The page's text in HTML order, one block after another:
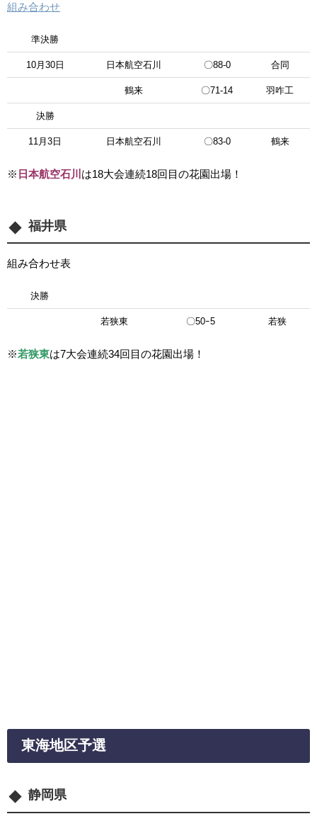
組み合わせ
準決勝
10月30日 日本航空石川 〇88-0 合同
鶴来 〇71-14 羽咋工
決勝
11月3日 日本航空石川 〇83-0 鶴来
※ 日本航空石川 は18大会連続18回目の花園出場！
福井県
組み合わせ表
決勝
若狭東 〇50ｰ5 若狭
※若狭東は7大会連続34回目の花園出場！
東海地区予選
静岡県